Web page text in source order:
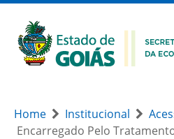
Home Institucional
Encarregado Pelo